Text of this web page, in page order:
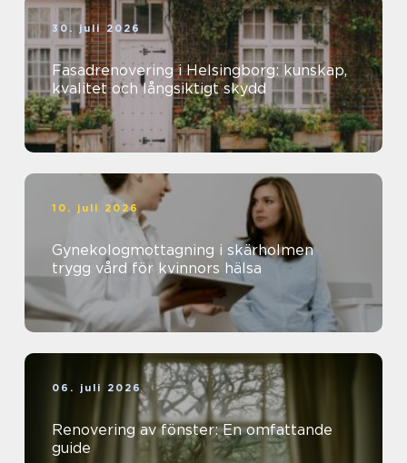
30. juli 2026
Fasadrenovering i Helsingborg: kunskap,
kvalitet och långsiktigt skydd
10. juli 2026
Gynekologmottagning i skärholmen
trygg vård för kvinnors hälsa
06. juli 2026
Renovering av fönster: En omfattande
guide